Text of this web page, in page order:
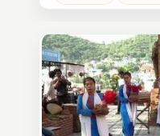
como de
tendrá lugar